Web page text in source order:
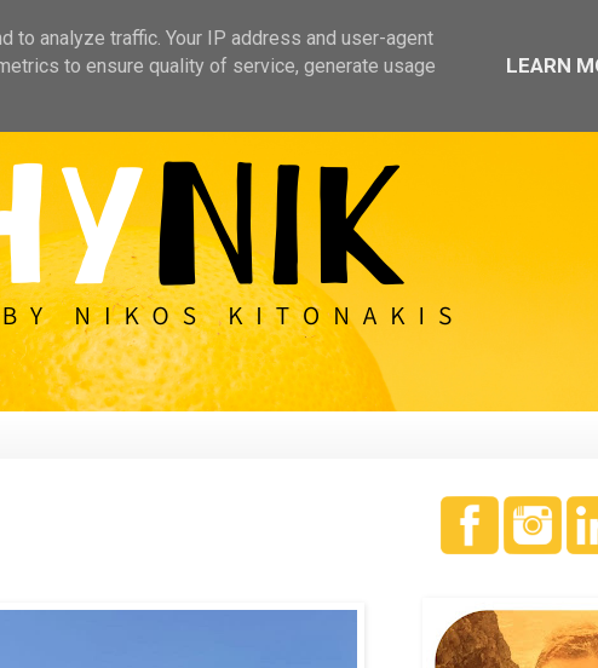
analyze traffic. Your IP address and user-agent
to ensure quality of service, generate usage
LEARN